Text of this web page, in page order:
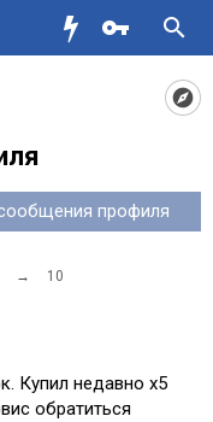
профиля
→ 10
Купил недавно х5
обратиться